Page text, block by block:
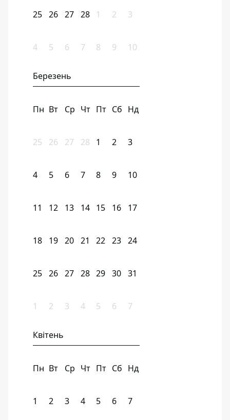
25 26 27 28 1 2 3
4 5 6 7 8 9 10
Березень
Пн Вт Ср Чт Пт Сб Нд
25 26 27 28 1 2 3
4 5 6 7 8 9 10
11 12 13 14 15 16 17
18 19 20 21 22 23 24
25 26 27 28 29 30 31
1 2 3 4 5 6 7
Квітень
Пн Вт Ср Чт Пт Сб Нд
1 2 3 4 5 6 7